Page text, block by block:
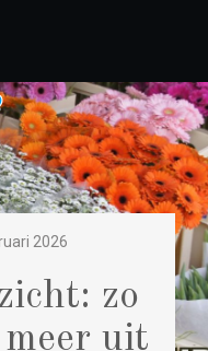
2026
zo
uit